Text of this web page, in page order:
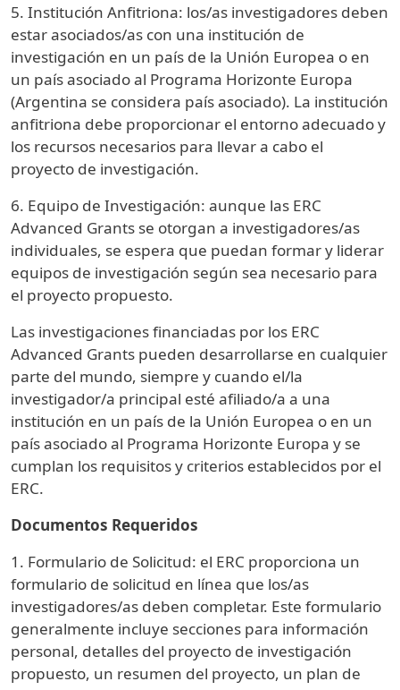
5. Institución Anfitriona: los/as investigadores deben
estar asociados/as con una institución de
investigación en un país de la Unión Europea o en
un país asociado al Programa Horizonte Europa
(Argentina se considera país asociado). La institución
anfitriona debe proporcionar el entorno adecuado y
los recursos necesarios para llevar a cabo el
proyecto de investigación.
6. Equipo de Investigación: aunque las ERC
Advanced Grants se otorgan a investigadores/as
individuales, se espera que puedan formar y liderar
equipos de investigación según sea necesario para
el proyecto propuesto.
Las investigaciones financiadas por los ERC
Advanced Grants pueden desarrollarse en cualquier
parte del mundo, siempre y cuando el/la
investigador/a principal esté afiliado/a a una
institución en un país de la Unión Europea o en un
país asociado al Programa Horizonte Europa y se
cumplan los requisitos y criterios establecidos por el
ERC.
Documentos Requeridos
1. Formulario de Solicitud: el ERC proporciona un
formulario de solicitud en línea que los/as
investigadores/as deben completar. Este formulario
generalmente incluye secciones para información
personal, detalles del proyecto de investigación
propuesto, un resumen del proyecto, un plan de